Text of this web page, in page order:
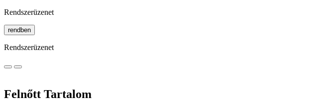
Rendszerüzenet
rendben
Rendszerüzenet
Felnőtt Tartalom